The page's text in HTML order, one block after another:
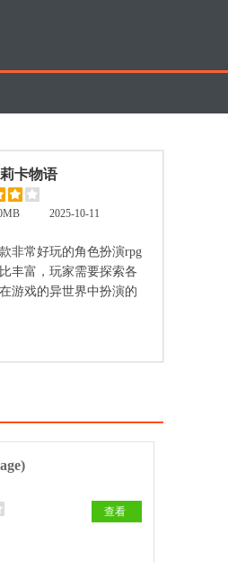
卡物语
2025-10-11
非常好玩的角色扮演rpg
丰富，玩家需要探索各
游戏的异世界中扮演的
查看